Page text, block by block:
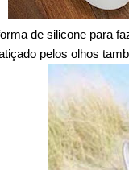
de silicone para
pelos olhos